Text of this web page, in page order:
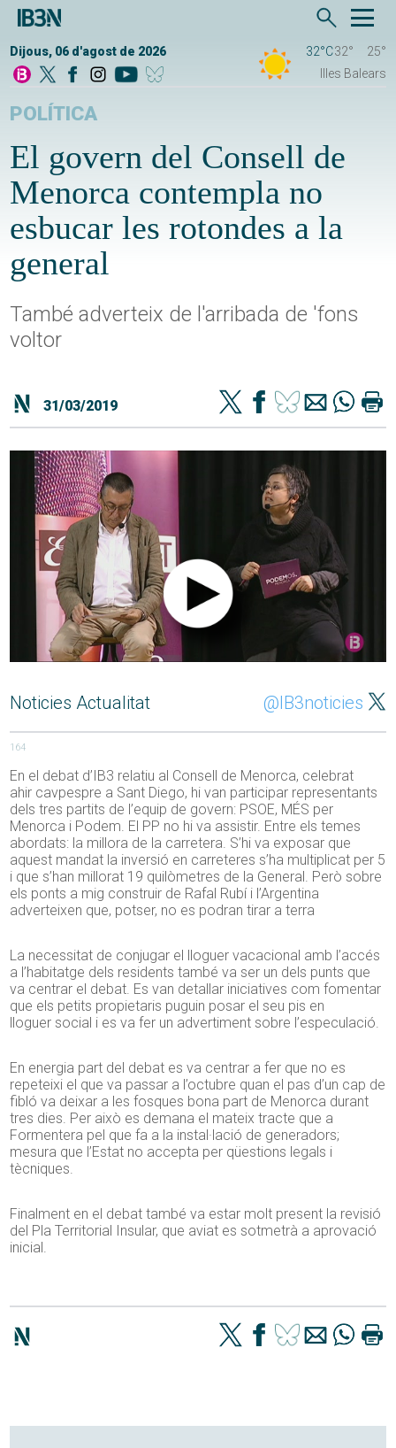
Dijous, 06 d'agost de 2026 32°C32°
25°
Illes Balears
POLÍTICA
El govern del Consell de
Menorca contempla no
esbucar les rotondes a la
general
També adverteix de l'arribada de 'fons
voltor
31/03/2019
Noticies Actualitat @IB3noticies
164
En el debat d’IB3 relatiu al Consell de Menorca, celebrat
ahir cavpespre a Sant Diego, hi van participar representants
dels tres partits de l’equip de govern: PSOE, MÉS per
Menorca i Podem. El PP no hi va assistir. Entre els temes
abordats: la millora de la carretera. S’hi va exposar que
aquest mandat la inversió en carreteres s’ha multiplicat per 5
i que s’han millorat 19 quilòmetres de la General. Però sobre
els ponts a mig construir de Rafal Rubí i l’Argentina
adverteixen que, potser, no es podran tirar aterra
La necessitat de conjugar el lloguer vacacional amb l’accés
a l’habitatge dels residents també va ser un dels punts que
va centrar el debat. Es van detallar iniciatives com fomentar
que els petits propietaris puguin posar el seu pis en
lloguer social i es va fer un advertiment sobre l’especulació.
En energia part del debat es va centrar a fer que no es
repeteixi el que va passar a l’octubre quan el pas d’un cap de
fibló va deixar a les fosques bona part de Menorca durant
tres dies. Per això es demana el mateix tracte que a
Formentera pel que fa a la instal·lació de generadors;
mesura que l’Estat no accepta per qüestions legals i
tècniques.
Finalment en el debat també va estar molt present la revisió
del Pla Territorial Insular, que aviat es sotmetrà a aprovació
inicial.